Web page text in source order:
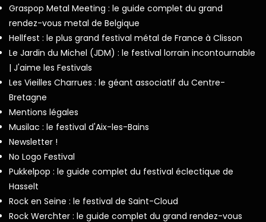
Graspop Metal Meeting : le guide complet du grand
rendez-vous metal de Belgique
Hellfest : le plus grand festival métal de France à Clisson
Le Jardin du Michel (JDM) : le festival lorrain incontournable
| J'aime les Festivals
Les Vieilles Charrues : le géant associatif du Centre-
Bretagne
Mentions légales
Musilac : le festival d'Aix-les-Bains
Newsletter !
No Logo Festival
Pukkelpop : le guide complet du festival éclectique de
Hasselt
Rock en Seine : le festival de Saint-Cloud
Rock Werchter : le guide complet du grand rendez-vous